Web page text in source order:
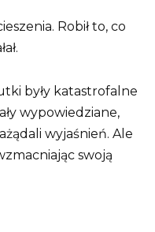
Robił to, co
były katastrofalne
wypowiedziane,
wyjaśnień. Ale
swoją